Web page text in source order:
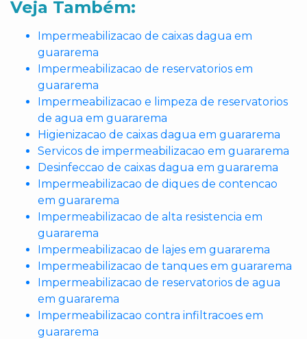
Veja Também:
Impermeabilizacao de caixas dagua em
guararema
Impermeabilizacao de reservatorios em
guararema
Impermeabilizacao e limpeza de reservatorios
de agua em guararema
Higienizacao de caixas dagua em guararema
Servicos de impermeabilizacao em guararema
Desinfeccao de caixas dagua em guararema
Impermeabilizacao de diques de contencao
em guararema
Impermeabilizacao de alta resistencia em
guararema
Impermeabilizacao de lajes em guararema
Impermeabilizacao de tanques em guararema
Impermeabilizacao de reservatorios de agua
em guararema
Impermeabilizacao contra infiltracoes em
guararema